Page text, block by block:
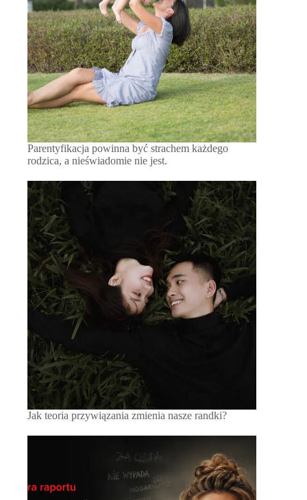
Parentyfikacja powinna być strachem każdego
rodzica, a nieświadomie nie jest.
Jak teoria przywiązania zmienia nasze randki?